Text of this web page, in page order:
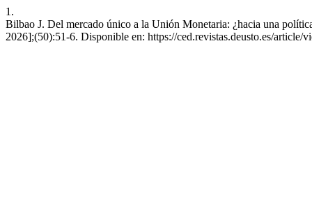
1.
Bilbao J. Del mercado único a la Unión Monetaria: ¿hacia una
2026];(50):51-6. Disponible en: https://ced.revistas.deusto.es/article/